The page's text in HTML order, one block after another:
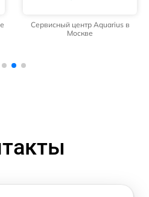
Сервисный центр Aquarius в
Москве